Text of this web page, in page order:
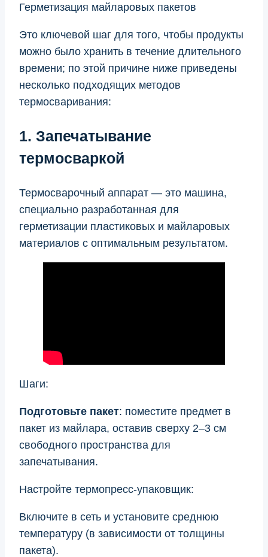
Герметизация майларовых пакетов
Это ключевой шаг для того, чтобы продукты
можно было хранить в течение длительного
времени; по этой причине ниже приведены
несколько подходящих методов
термосваривания:
1. Запечатывание
термосваркой
Термосварочный аппарат — это машина,
специально разработанная для
герметизации пластиковых и майларовых
материалов с оптимальным результатом.
Шаги:
Подготовьте пакет: поместите предмет в
пакет из майлара, оставив сверху 2–3 см
свободного пространства для
запечатывания.
Настройте термопресс-упаковщик:
Включите в сеть и установите среднюю
температуру (в зависимости от толщины
пакета).